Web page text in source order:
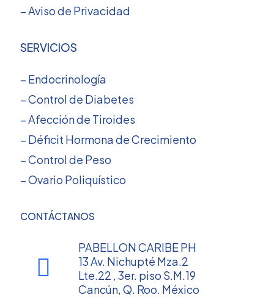
– Aviso de Privacidad
SERVICIOS
– Endocrinología
– Control de Diabetes
– Afección de Tiroides
– Déficit Hormona de Crecimiento
– Control de Peso
– Ovario Poliquístico
CONTÁCTANOS
PABELLON CARIBE PH
13 Av. Nichupté Mza.2
Lte.22 , 3er. piso S.M.19
Cancún, Q. Roo. México